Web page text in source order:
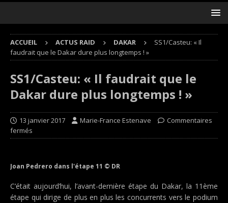
ACCUEIL ACTUS RAID DAKAR
SS1/Casteu: « Il
faudrait que le Dakar dure plus longtemps ! »
SS1/Casteu: « Il faudrait que le
Dakar dure plus longtemps ! »
13 janvier 2017 Marie-France Estenave
Commentaires
fermés
Joan Pedrero dans l'étape 11 © DR
C’était aujourd’hui, l’avant-dernière étape du Dakar, la 11ème
étape qui dirige de plus en plus les concurrents vers le podium